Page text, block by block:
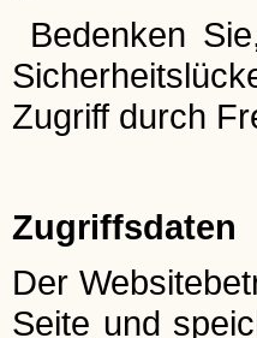
Bedenken
Zugriff durch
Zugriffsdaten
Der
Seite und